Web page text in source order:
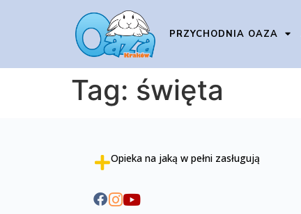
PRZYCHODNIA OAZA
Tag: święta
Opieka na jaką w pełni zasługują